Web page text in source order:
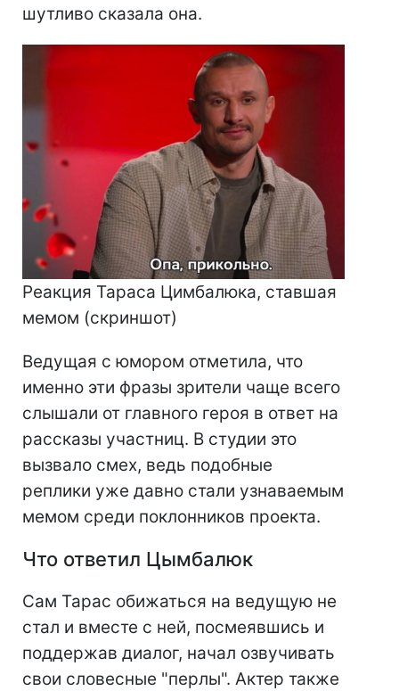
шутливо сказала она.
Реакция Тараса Цимбалюка, ставшая
мемом (скриншот)
Ведущая с юмором отметила, что
именно эти фразы зрители чаще всего
слышали от главного героя в ответ на
рассказы участниц. В студии это
вызвало смех, ведь подобные
реплики уже давно стали узнаваемым
мемом среди поклонников проекта.
Что ответил Цымбалюк
Сам Тарас обижаться на ведущую не
стал и вместе с ней, посмеявшись и
поддержав диалог, начал озвучивать
свои словесные "перлы". Актер также